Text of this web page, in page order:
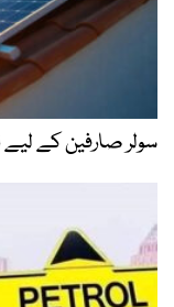
سولر صارفین کے لیے